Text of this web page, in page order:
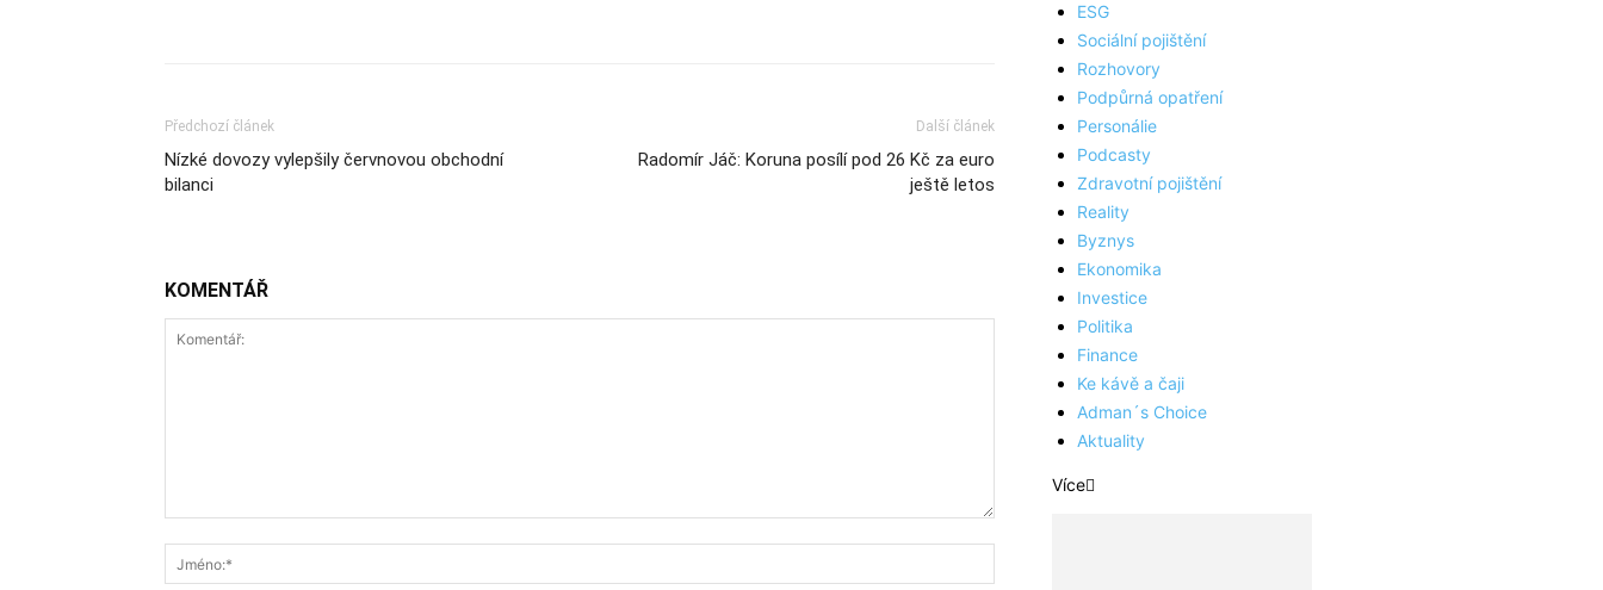
Předchozí článek
Nízké dovozy vylepšily červnovou obchodní
bilanci
Další článek
Radomír Jáč: Koruna posílí pod 26 Kč za euro
ještě letos
KOMENTÁŘ
ESG
Sociální pojištění
Rozhovory
Podpůrná opatření
Personálie
Podcasty
Zdravotní pojištění
Reality
Byznys
Ekonomika
Investice
Politika
Finance
Ke kávě a čaji
Adman´s Choice
Aktuality
Více